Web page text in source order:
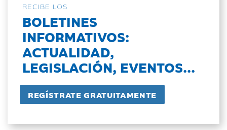
RECIBE LOS
BOLETINES
INFORMATIVOS:
ACTUALIDAD,
LEGISLACIÓN, EVENTOS...